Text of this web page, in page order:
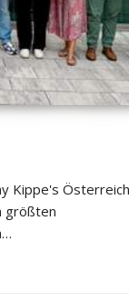
Kippe's Österreich
größten